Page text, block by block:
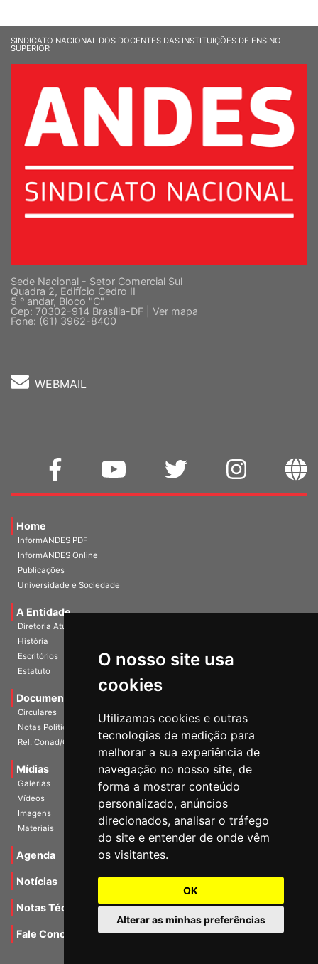
O nosso site usa
cookies
Utilizamos cookies e outras
tecnologias de medição para
melhorar a sua experiência de
navegação no nosso site, de
forma a mostrar conteúdo
personalizado, anúncios
direcionados, analisar o tráfego
do site e entender de onde vêm
os visitantes.
OK
Alterar as minhas preferências
SINDICATO NACIONAL DOS DOCENTES DAS INSTITUIÇÕES DE ENSINO
SUPERIOR
Sede Nacional - Setor Comercial Sul
Quadra 2, Edifício Cedro II
5 º andar, Bloco "C"
Cep: 70302-914 Brasília-DF | Ver mapa
Fone: (61) 3962-8400
WEBMAIL
Home
InformANDES PDF
InformANDES Online
Publicações
Universidade e Sociedade
A Entidade
Diretoria Atual
História
Escritórios
Estatuto
Documentos
Circulares
Notas Políticas
Rel. Conad/Congresso
Mídias
Galerias
Vídeos
Imagens
Materiais
Agenda
Notícias
Notas Técnicas
Fale Conocsco